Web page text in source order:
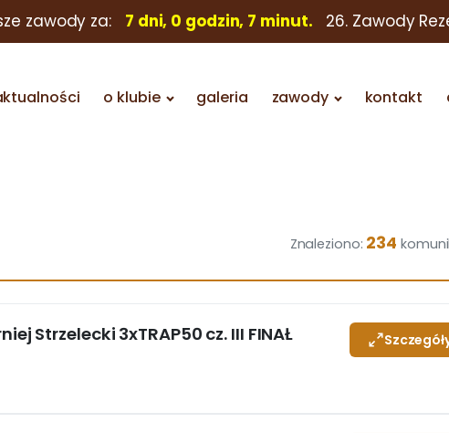
zawody za: 7 dni, 0 godzin, 7 minut. 26. Zawody
o klubie galeria zawody kontakt
Znaleziono: 234
Strzelecki 3xTRAP50 cz. III FINAŁ